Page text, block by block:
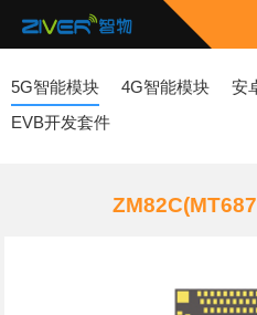
5G智能模块 4G智能模块 安
EVB开发套件